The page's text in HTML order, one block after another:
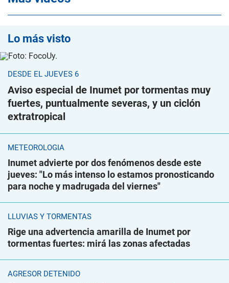
Lo más visto
DESDE EL JUEVES 6
Aviso especial de Inumet por tormentas muy
fuertes, puntualmente severas, y un ciclón
extratropical
METEOROLOGÍA
Inumet advierte por dos fenómenos desde este
jueves: "Lo más intenso lo estamos pronosticando
para noche y madrugada del viernes"
LLUVIAS Y TORMENTAS
Rige una advertencia amarilla de Inumet por
tormentas fuertes: mirá las zonas afectadas
AGRESOR DETENIDO